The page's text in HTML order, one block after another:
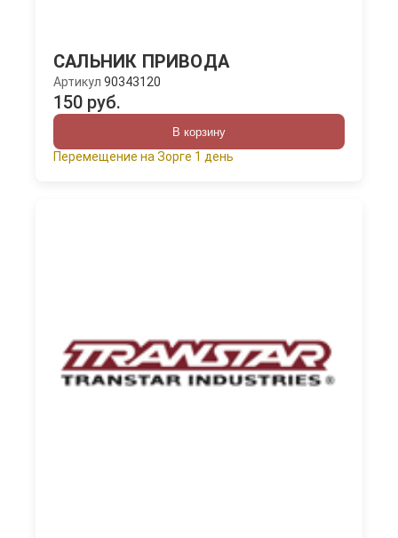
САЛЬНИК ПРИВОДА
Артикул 90343120
150 руб.
В корзину
Перемещение на Зорге 1 день